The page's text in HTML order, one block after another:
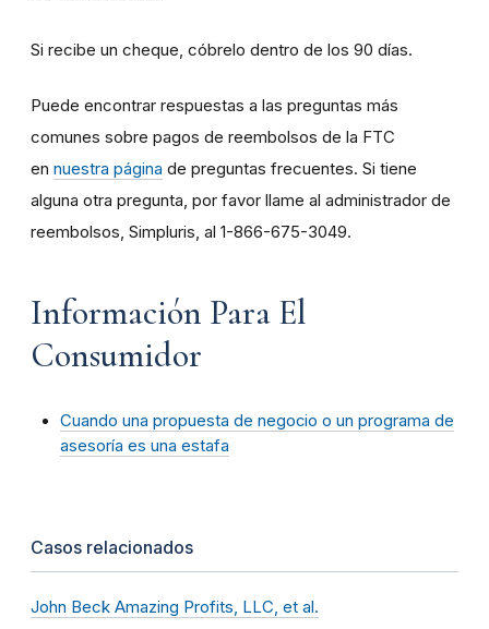
Si recibe un cheque, cóbrelo dentro de los 90 días.
Puede encontrar respuestas a las preguntas más
comunes sobre pagos de reembolsos de la FTC
en nuestra página de preguntas frecuentes. Si tiene
alguna otra pregunta, por favor llame al administrador de
reembolsos, Simpluris, al 1-866-675-3049.
Información Para El
Consumidor
Cuando una propuesta de negocio o un programa de
asesoría es una estafa
Casos relacionados
John Beck Amazing Profits, LLC, et al.